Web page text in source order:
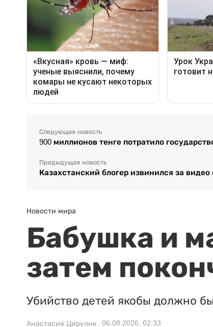
Следующая новость
900 миллионов тенге потратило
Предыдущая новость
Казахстанский блогер извинился за
Новости мира
Бабушка и
затем
Убийство детей якобы должно
Анастасия Цирулик 06.08.2026, 02:33